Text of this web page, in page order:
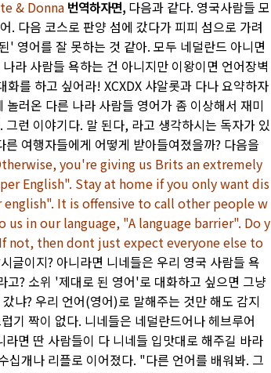
& Donna 번역하자면, 다음과 같다. 영국사람들 모
. 다음 코스로 판양 섬에 갔다가 피피 섬으로 가려
' 영어를 잘 못하는 것 같아. 모두 네덜란드 아니면
라 사람들 욕하는 건 아니지만 이왕이면 언어장벽
를 하고 싶어라! XCXDX 샤알롯과 다나 요약하자
러온 다른 나라 사람들 영어가 좀 이상해서 재미
런 이야기다. 말 된다, 라고 생각하시는 독자가 있
여행자들에게 어떻게 받아들여졌을까? 다음을
you're giving us Brits an extremely
English". Stay at home if you only want dis
It is offensive to call other people w
in our language, "A language barrier". Do y
not, then dont just expect everyone else to
글이지? 아니라면 니네들은 우리 영국 사람들 욕
? 소위 '제대로 된 영어'로 대화하고 싶으면 그냥
냐? 우리 언어(영어)로 말해주는 것만 해도 감지
기 짝이 없다. 니네들은 네덜란드어나 헤브루어
면 딴 사람들이 다 니네들 입맛대로 해주길 바라
십개나 리플로 이어졌다. "다른 언어를 배워봐. 그